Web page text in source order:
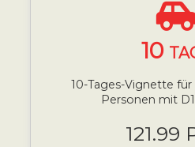
10
10-Tages-Vignette
Personen mit
121.99